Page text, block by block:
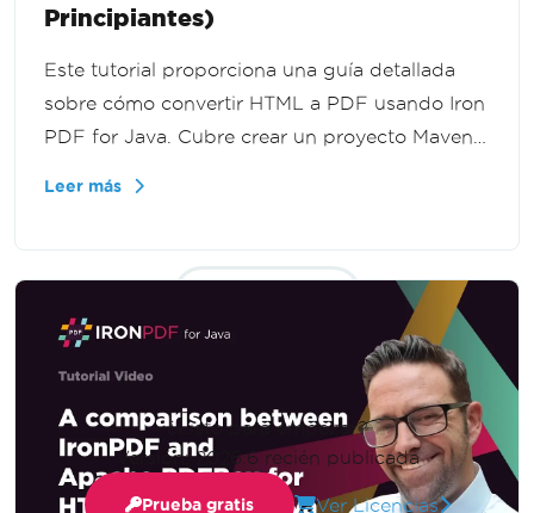
Principiantes)
Este tutorial proporciona una guía detallada
sobre cómo convertir HTML a PDF usando Iron
PDF for Java. Cubre crear un proyecto Maven,
el archivo de salida de manera eficiente.
Leer más
¿Listo para empezar?
Versión: 2026.6 recién publicada
Prueba gratis Ver Licencias